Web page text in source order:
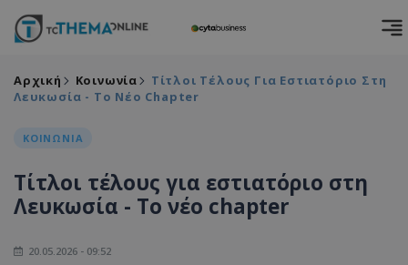
Αρχική Κοινωνία
Τίτλοι Τέλους Για Εστιατόριο Στη
Λευκωσία - Το Νέο Chapter
ΚΟΙΝΩΝΙΑ
Τίτλοι τέλους για εστιατόριο στη
Λευκωσία - Το νέο chapter
20.05.2026 - 09:52